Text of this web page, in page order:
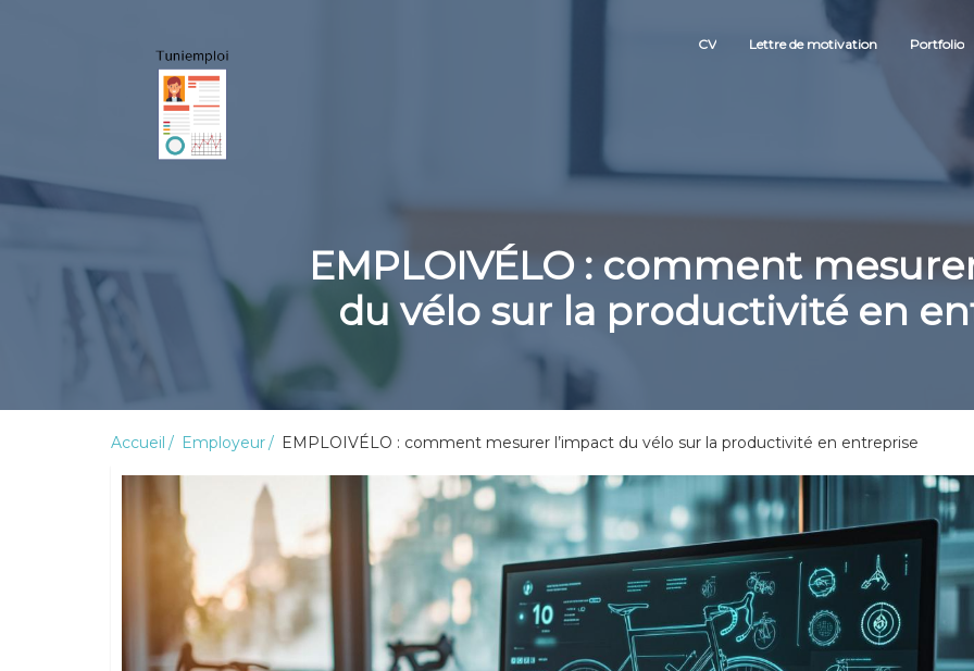
CV Lettre de motivation Portfolio
EMPLOIVÉLO : comment
du vélo sur la productivité en
Accueil Employeur EMPLOIVÉLO : comment mesurer l’impact du vélo sur la productivité en entreprise